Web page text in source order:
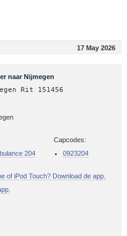
17 May 2026
naar Nijmegen
Rit 151456
204
Capcodes:
0923204
of iPod Touch? Download de app.